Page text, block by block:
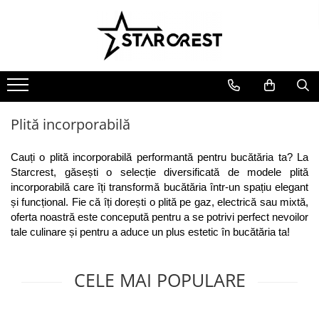
Electrocasnice Mari
Aparate frigorifice
Combină frigorifică
Congelator
Ladă frigorifică
Vitrină frigorifică
Vitrină de vinuri
Masini de spalat vase
Hotă bucătărie
Cuptor electric
Electrocasnice Mici
Electrocasnice bucătărie
Accesorii bucătărie
Aparat clătite
Aparat popcorn
Aparat vafe
Aparat de vidat alimente
Role pungi vidat
Blendere & Tocatoare
Espressor cafea
Grătar electric
Ingrijire personală
Aparate & Accesorii ingrijire
Plită incorporabilă
Cauți o plită incorporabilă performantă pentru bucătăria ta? La
Starcrest, găsești o selecție diversificată de modele plită
incorporabilă care îți transformă bucătăria într-un spațiu elegant
și funcțional. Fie că îți dorești o plită pe gaz, electrică sau mixtă,
oferta noastră este concepută pentru a se potrivi perfect nevoilor
tale culinare și pentru a aduce un plus estetic în bucătăria ta!
CELE MAI POPULARE